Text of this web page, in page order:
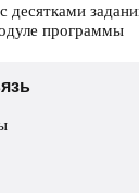
десятками
программы